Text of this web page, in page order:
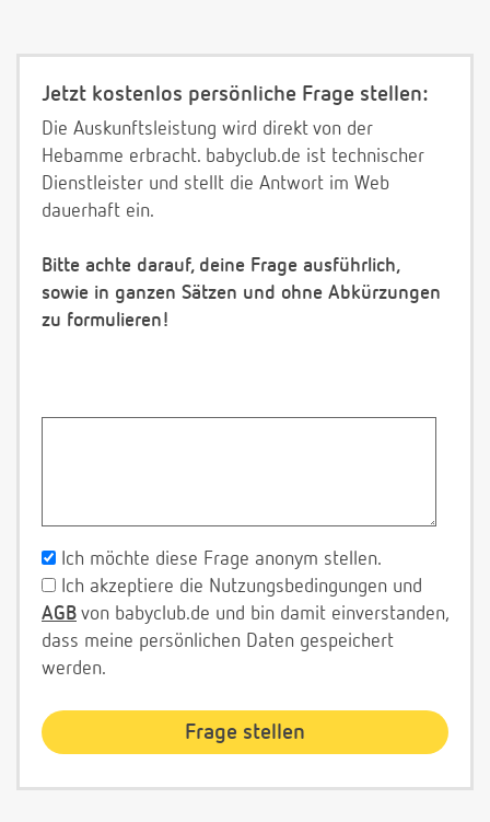
Jetzt kostenlos persönliche Frage stellen:
Die Auskunftsleistung wird direkt von der
Hebamme erbracht. babyclub.de ist technischer
Dienstleister und stellt die Antwort im Web
dauerhaft ein.
Bitte achte darauf, deine Frage ausführlich,
sowie in ganzen Sätzen und ohne Abkürzungen
zu formulieren!
Ich möchte diese Frage anonym stellen.
Ich akzeptiere die Nutzungsbedingungen und
AGB von babyclub.de und bin damit einverstanden,
dass meine persönlichen Daten gespeichert
werden.